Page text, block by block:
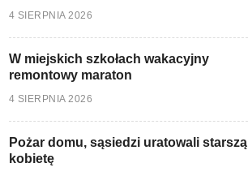
4 SIERPNIA 2026
W miejskich szkołach wakacyjny
remontowy maraton
4 SIERPNIA 2026
Pożar domu, sąsiedzi uratowali starszą
kobietę